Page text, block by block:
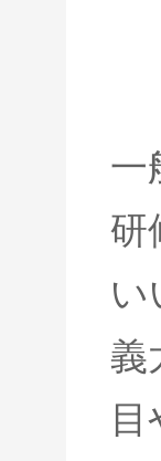
一
研
い
義